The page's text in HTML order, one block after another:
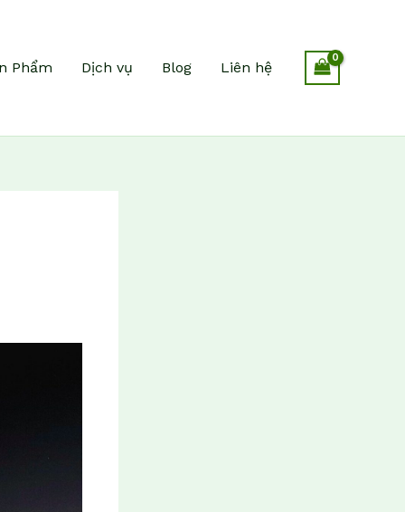
Phẩm Dịch vụ Blog Liên hệ